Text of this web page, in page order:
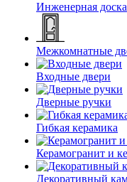
Инженерная доска
Межкомнатные
Входные двери
Дверные ручки
Гибкая керамика
Керамогранит и
Декоративный